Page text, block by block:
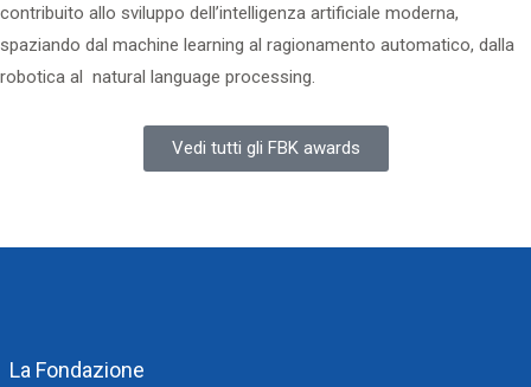
contribuito allo sviluppo dell’intelligenza artificiale moderna,
spaziando dal machine learning al ragionamento automatico, dalla
robotica al natural language processing.
Vedi tutti gli FBK awards
La Fondazione